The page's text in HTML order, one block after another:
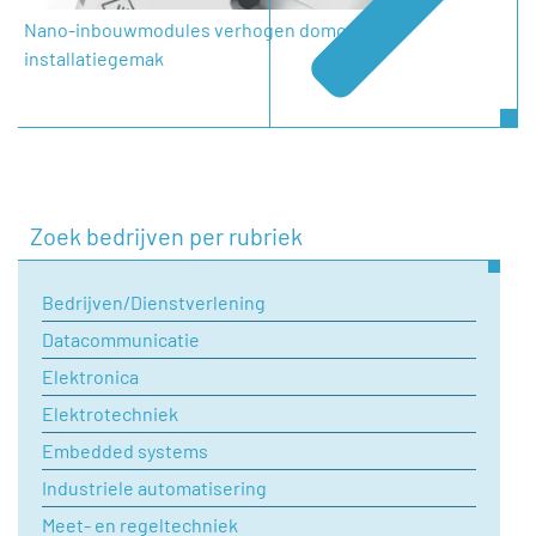
Uw vraag
Nano-inbouwmodules verhogen domotica-
installatiegemak
Zoek bedrijven per rubriek
Bedrijven/Dienstverlening
Datacommunicatie
Elektronica
Elektrotechniek
Embedded systems
Industriele automatisering
Meet- en regeltechniek